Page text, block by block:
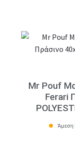
Mr Pouf
Ferari
Άμεση